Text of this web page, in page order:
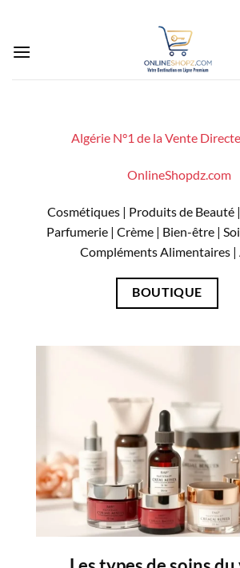
contenu
Algérie N°1 de la Vente
OnlineShopdz.com
Cosmétiques | Produits de Beauté
Parfumerie | Crème | Bien-être |
Compléments Alimentaires |
BOUTIQUE